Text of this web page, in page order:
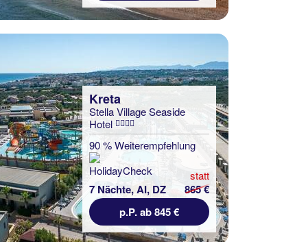
Kreta
Stella Village Seaside
Hotel
90 % Weiterempfehlung
7 Nächte, AI, DZ
statt
865 €
p.P. ab 845 €